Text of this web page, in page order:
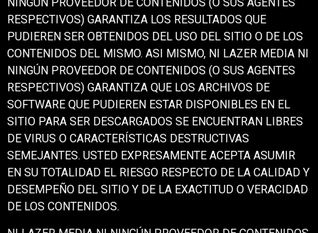
RESPECTIVOS) GARANTIZA LOS RESULTADOS QUE
PUDIEREN SER OBTENIDOS DEL USO DEL SITIO O DE LOS
CONTENIDOS DEL MISMO. ASI MISMO, NI LAZER MEDIA NI
NINGÚN PROVEEDOR DE CONTENIDOS (O SUS AGENTES
RESPECTIVOS) GARANTIZA QUE LOS ARCHIVOS DE
SOFTWARE QUE PUDIEREN ESTAR DISPONIBLES EN EL
SITIO PARA SER DESCARGADOS SE ENCUENTRAN LIBRES
DE VIRUS O CARACTERÍSTICAS DESTRUCTIVAS
SEMEJANTES. USTED EXPRESAMENTE ACEPTA ASUMIR
EN SU TOTALIDAD EL RIESGO RESPECTO DE LA CALIDAD Y
DESEMPEÑO DEL SITIO Y DE LA EXACTITUD O VERACIDAD
DE LOS CONTENIDOS.